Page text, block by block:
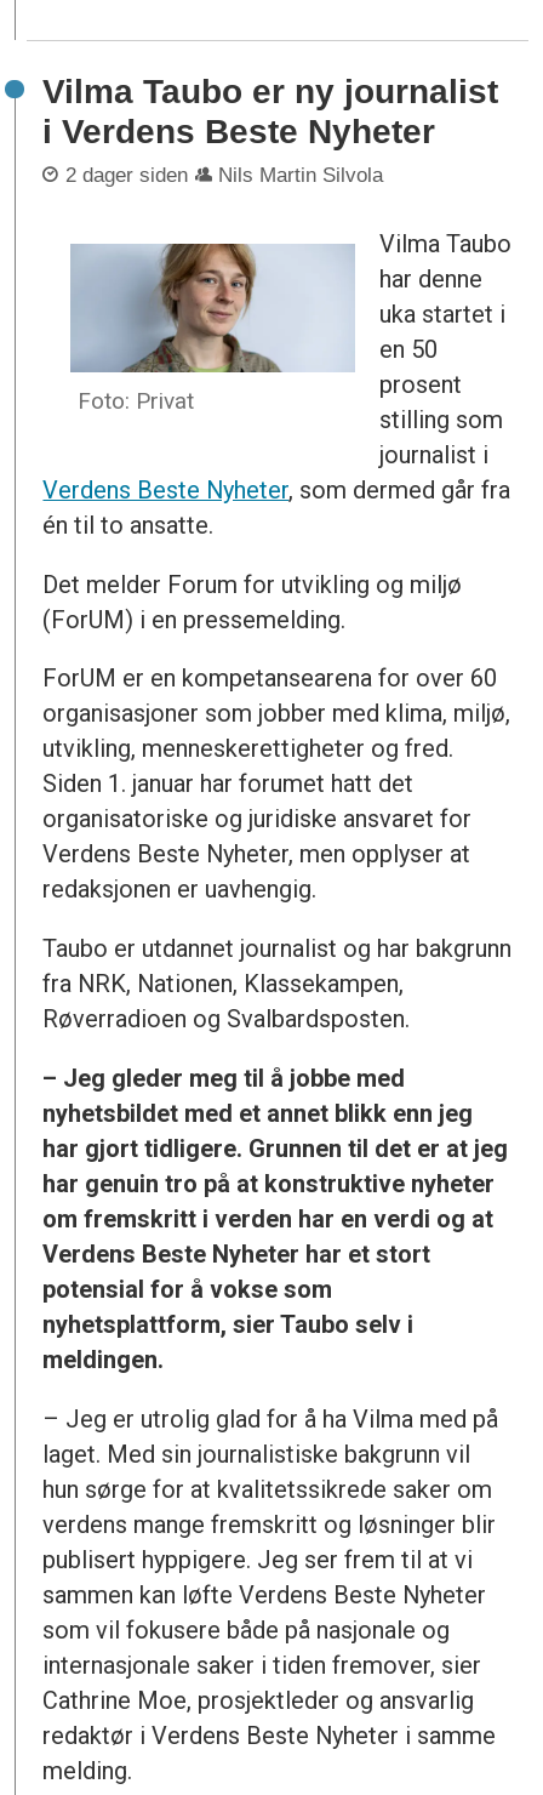
Vilma Taubo er ny journalist
i Verdens Beste Nyheter
2 dager siden Nils Martin Silvola
Foto: Privat
Vilma Taubo
har denne
uka startet i
en 50
prosent
stilling som
journalist i
Verdens Beste Nyheter, som dermed går fra
én til to ansatte.
Det melder Forum for utvikling og miljø
(ForUM) i en pressemelding.
ForUM er en kompetansearena for over 60
organisasjoner som jobber med klima, miljø,
utvikling, menneskerettigheter og fred.
Siden 1. januar har forumet hatt det
organisatoriske og juridiske ansvaret for
Verdens Beste Nyheter, men opplyser at
redaksjonen er uavhengig.
Taubo er utdannet journalist og har bakgrunn
fra NRK, Nationen, Klassekampen,
Røverradioen og Svalbardsposten.
– Jeg gleder meg til å jobbe med
nyhetsbildet med et annet blikk enn jeg
har gjort tidligere. Grunnen til det er at jeg
har genuin tro på at konstruktive nyheter
om fremskritt i verden har en verdi og at
Verdens Beste Nyheter har et stort
potensial for å vokse som
nyhetsplattform, sier Taubo selv i
meldingen.
– Jeg er utrolig glad for å ha Vilma med på
laget. Med sin journalistiske bakgrunn vil
hun sørge for at kvalitetssikrede saker om
verdens mange fremskritt og løsninger blir
publisert hyppigere. Jeg ser frem til at vi
sammen kan løfte Verdens Beste Nyheter
som vil fokusere både på nasjonale og
internasjonale saker i tiden fremover, sier
Cathrine Moe, prosjektleder og ansvarlig
redaktør i Verdens Beste Nyheter i samme
melding.